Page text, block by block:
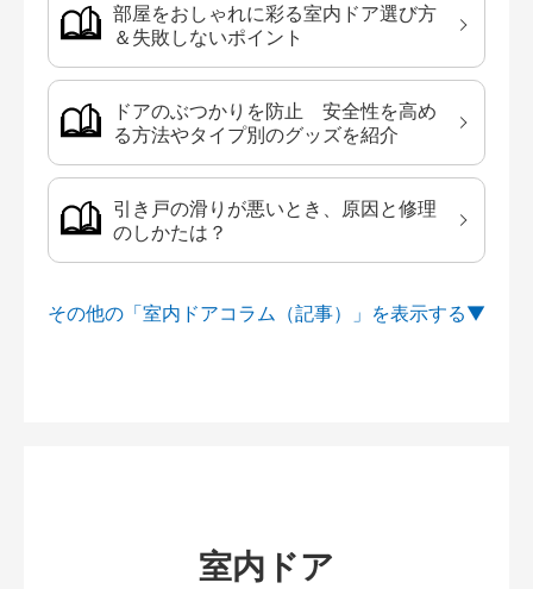
部屋をおしゃれに彩る室内ドア選び方
＆失敗しないポイント
ドアのぶつかりを防止 安全性を高め
る方法やタイプ別のグッズを紹介
引き戸の滑りが悪いとき、原因と修理
のしかたは？
その他の「室内ドアコラム（記事）」を
室内ドア